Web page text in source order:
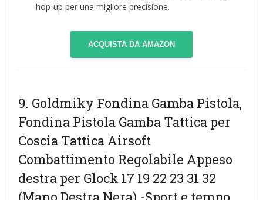
hop-up per una migliore precisione.
ACQUISTA DA AMAZON
9. Goldmiky Fondina Gamba Pistola,
Fondina Pistola Gamba Tattica per
Coscia Tattica Airsoft
Combattimento Regolabile Appeso
destra per Glock 17 19 22 23 31 32
(Mano Destra Nera) -Sport e tempo